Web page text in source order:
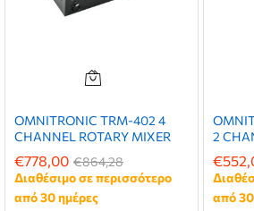
OMNITRONIC TRM-402 4
CHANNEL ROTARY MIXER
€778,00 €864,28
Διαθέσιμο σε περισσότερο
από 30 ημέρες
2
€
από